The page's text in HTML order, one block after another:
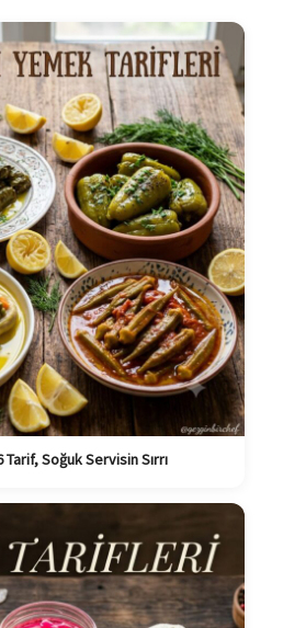
Soğuk Servisin Sırrı